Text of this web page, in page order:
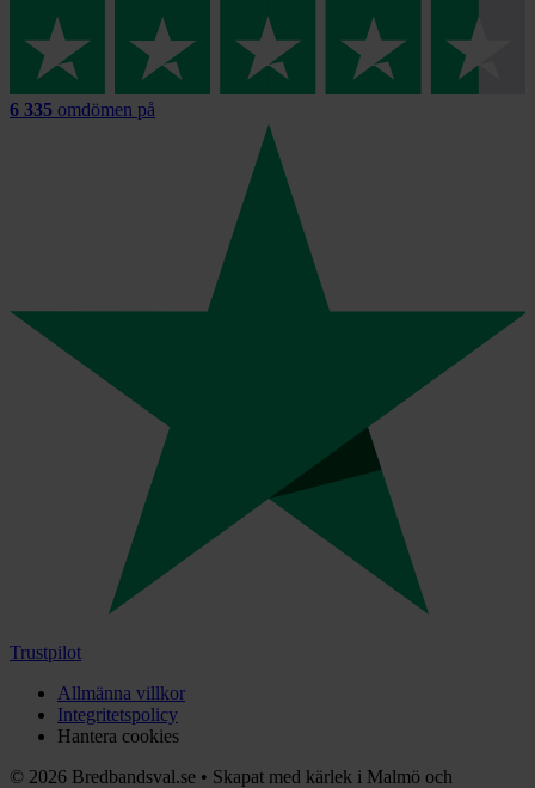
6 335 omdömen på
Trustpilot
Allmänna villkor
Integritetspolicy
Hantera cookies
© 2026 Bredbandsval.se • Skapat med kärlek i Malmö och